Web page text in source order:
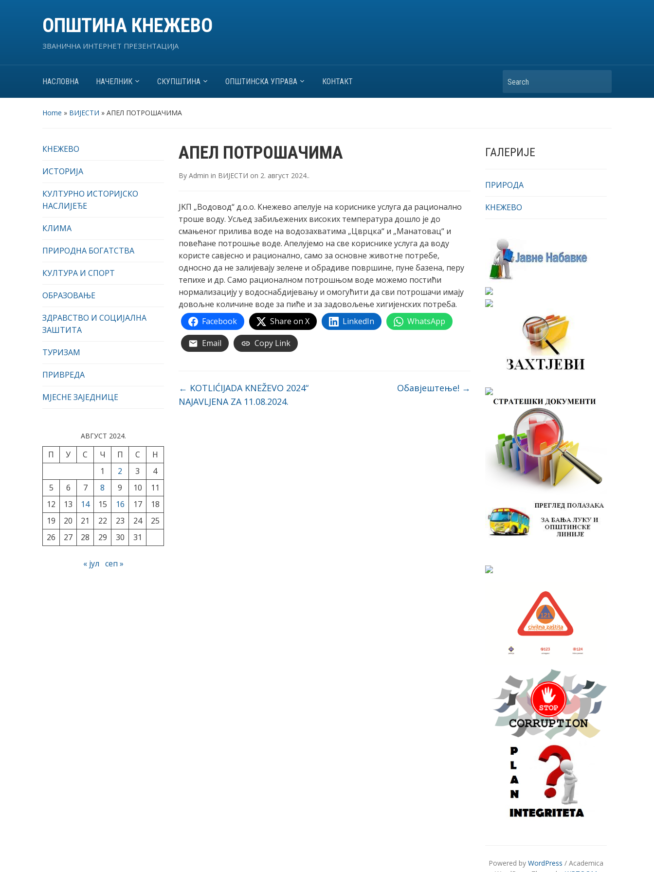
ОПШТИНА КНЕЖЕВО
ЗВАНИЧНА ИНТЕРНЕТ ПРЕЗЕНТАЦИЈА
НАСЛОВНА НАЧЕЛНИК СКУПШТИНА ОПШТИНСКА УПРАВА КОНТАКТ Search
Home » ВИЈЕСТИ » АПЕЛ ПОТРОШАЧИМА
КНЕЖЕВО
ИСТОРИЈА
КУЛТУРНО ИСТОРИЈСКО
НАСЛИЈЕЂЕ
КЛИМА
ПРИРОДНА БОГАТСТВА
КУЛТУРА И СПОРТ
ОБРАЗОВАЊЕ
ЗДРАВСТВО И СОЦИЈАЛНА
ЗАШТИТА
ТУРИЗАМ
ПРИВРЕДА
МЈЕСНЕ ЗАЈЕДНИЦЕ
АВГУСТ 2024.
П У С Ч П С
Н
1
2 3
4
5
6 7 8 9 10
11
12
13 14 15 16 17
18
19
20 21 22 23 24
25
26
27 28 29 30 31
« јул сеп »
АПЕЛ ПОТРОШАЧИМА
By Admin in ВИЈЕСТИ on 2. август 2024..
ЈKП „Водовод“ д.о.о. Кнежево aпелује на кориснике услуга да рационално
троше воду. Усљед забиљежених високих температура дошло је до
смањеног прилива воде на водозахватима „Цврцка“ и „Манатовац“ и
повећане потрошње воде. Апелујемо на све кориснике услуга да воду
користе савјесно и рационално, само за основне животне потребе,
односно да не залијевају зелене и обрадиве површине, пуне базена, перу
тепихе и др. Само рационалном потрошњом воде можемо постићи
нормализацију у водоснабдијевању и омогућити да сви потрошачи имају
довољне количине воде за пиће и за задовољење хигијенских потреба.
Facebook
Share on X LinkedIn WhatsApp
Email Copy Link
← KOTLIĆIJADA KNEŽEVO 2024“
NAJAVLJENA ZA 11.08.2024.
Обавјештење! →
ГАЛЕРИЈЕ
ПРИРОДА
КНЕЖЕВО
Powered by WordPress / Academica